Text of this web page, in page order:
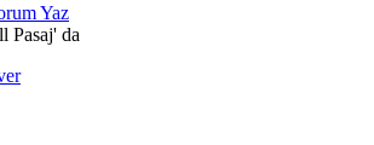
Yaz
Pasaj' da